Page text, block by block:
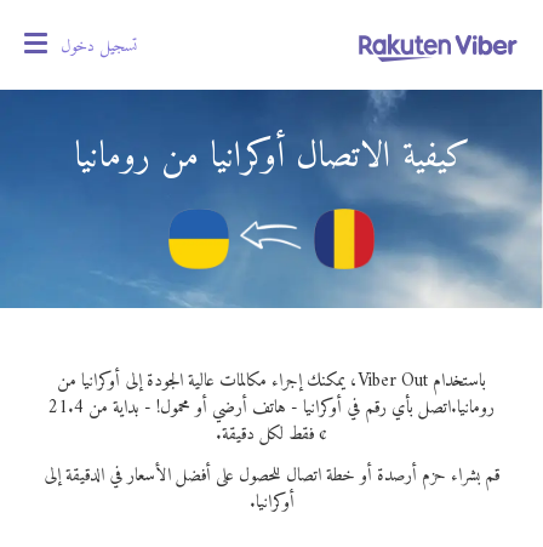
تسجيل دخول
كيفية الاتصال أوكرانيا من رومانيا
باستخدام Viber Out، يمكنك إجراء مكالمات عالية الجودة إلى أوكرانيا من
رومانيا.
اتصل بأي رقم في أوكرانيا - هاتف أرضي أو محمول! - بداية من 21.4
¢ فقط لكل دقيقة.
قم بشراء حزم أرصدة أو خطة اتصال للحصول على أفضل الأسعار في الدقيقة إلى
أوكرانيا.